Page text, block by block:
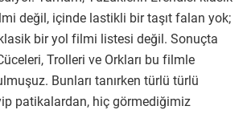
değil, içinde lastikli bir taşıt falan yok;
bir yol filmi listesi değil. Sonuçta
Trolleri ve Orkları bu filmle
Bunları tanırken türlü türlü
patikalardan, hiç görmediğimiz